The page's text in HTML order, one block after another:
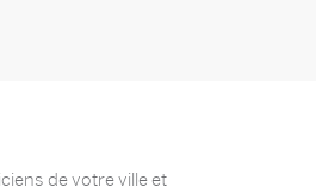
de votre ville et